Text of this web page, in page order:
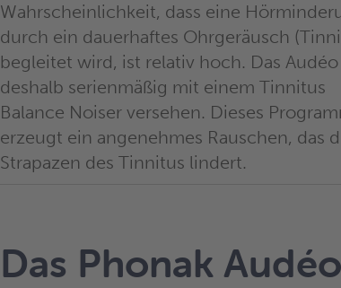
Wahrscheinlichkeit, dass eine
durch ein dauerhaftes Ohrgeräusch
begleitet wird, ist relativ hoch. Das
deshalb serienmäßig mit einem Tinnitus
Balance Noiser versehen. Dieses
erzeugt ein angenehmes Rauschen, das
Strapazen des Tinnitus lindert.
Das Phonak